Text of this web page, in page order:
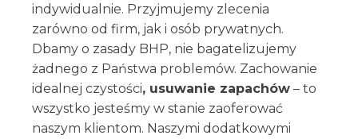
indywidualnie. Przyjmujemy zlecenia
zarówno od firm, jak i osób prywatnych.
Dbamy o zasady BHP, nie bagatelizujemy
żadnego z Państwa problemów. Zachowanie
idealnej czystości, usuwanie zapachów – to
wszystko jesteśmy w stanie zaoferować
naszym klientom. Naszymi dodatkowymi